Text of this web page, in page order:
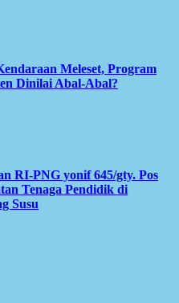
Meleset, Program
Dinilai Abal-Abal?
RI-PNG yonif 645/gty. Pos
Tenaga Pendidik di
Susu